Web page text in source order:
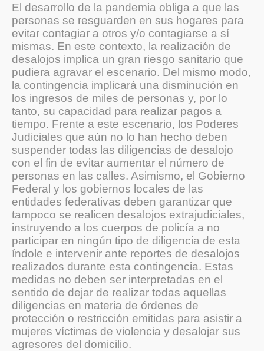
El desarrollo de la pandemia obliga a que las
personas se resguarden en sus hogares para
evitar contagiar a otros y/o contagiarse a sí
mismas. En este contexto, la realización de
desalojos implica un gran riesgo sanitario que
pudiera agravar el escenario. Del mismo modo,
la contingencia implicará una disminución en
los ingresos de miles de personas y, por lo
tanto, su capacidad para realizar pagos a
tiempo. Frente a este escenario, los Poderes
Judiciales que aún no lo han hecho deben
suspender todas las diligencias de desalojo
con el fin de evitar aumentar el número de
personas en las calles. Asimismo, el Gobierno
Federal y los gobiernos locales de las
entidades federativas deben garantizar que
tampoco se realicen desalojos extrajudiciales,
instruyendo a los cuerpos de policía a no
participar en ningún tipo de diligencia de esta
índole e intervenir ante reportes de desalojos
realizados durante esta contingencia. Estas
medidas no deben ser interpretadas en el
sentido de dejar de realizar todas aquellas
diligencias en materia de órdenes de
protección o restricción emitidas para asistir a
mujeres víctimas de violencia y desalojar sus
agresores del domicilio.